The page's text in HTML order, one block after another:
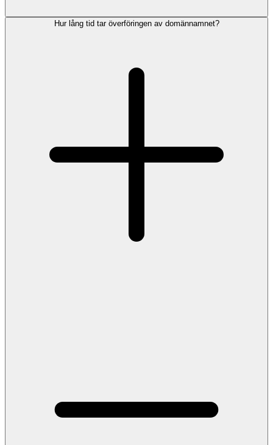
Hur lång tid tar överföringen av domännamnet?